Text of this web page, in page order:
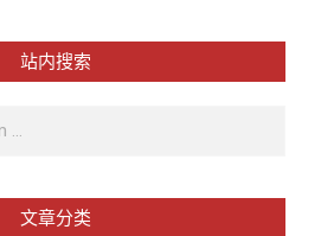
站内搜索
文章分类